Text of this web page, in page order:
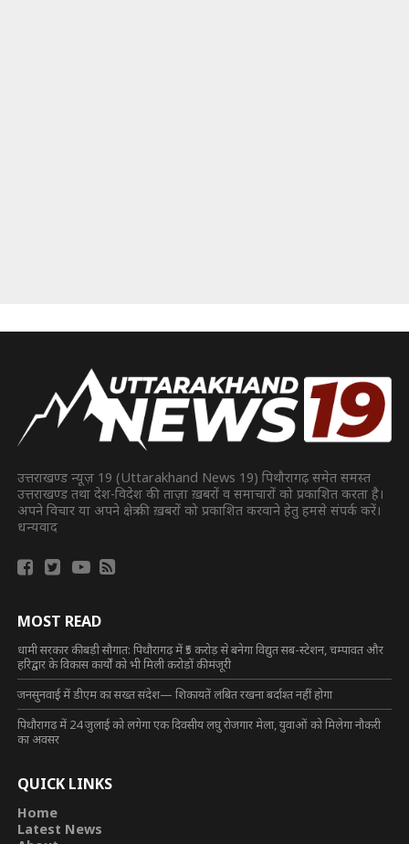
उत्तराखण्ड न्यूज़ 19 (Uttarakhand News 19) पिथौरागढ़ समेत समस्त
उत्तराखण्ड तथा देश-विदेश की ताज़ा ख़बरों व समाचारों को प्रकाशित करता है।
अपने विचार या अपने क्षेत्र की ख़बरों को प्रकाशित करवाने हेतु हमसे संपर्क करें।
धन्यवाद
MOST READ
धामी सरकार की बड़ी सौगात: पिथौरागढ़ में ₹5 करोड़ से बनेगा विद्युत सब-स्टेशन, चम्पावत और
हरिद्वार के विकास कार्यों को भी मिली करोड़ों की मंजूरी
जनसुनवाई में डीएम का सख्त संदेश— शिकायतें लंबित रखना बर्दाश्त नहीं होगा
पिथौरागढ़ में 24 जुलाई को लगेगा एक दिवसीय लघु रोजगार मेला, युवाओं को मिलेगा नौकरी
का अवसर
QUICK LINKS
Home
Latest News